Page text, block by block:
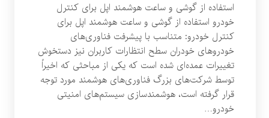
استفاده از گوشی و ساعت هوشمند اپل برای کنترل‌
خودرو استفاده از گوشی و ساعت هوشمند اپل برای
کنترل‌ خودرو: متناسب با پیشرفت فناوری‌های
خودروهای خودران سطح انتظارات کاربران نیز دستخوش
تغییرات عمده‌ای شده است که یکی از مباحثی که اخیراً
توسط شرکت‌های بزرگ فناوری‌های هوشمند مورد توجه
قرار گرفته است، هوشمندسازی سیستم‌های امنیتی
خودرو…